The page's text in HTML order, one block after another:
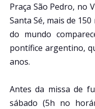
Praça São Pedro, no
Santa Sé, mais de
do mundo
pontífice argentino,
anos.
Antes da missa de
sábado (5h no